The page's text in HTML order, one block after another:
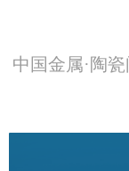
中国金属·陶